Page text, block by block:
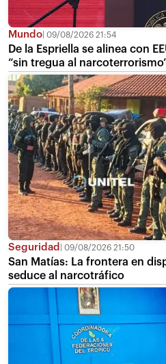
Mundo 09/08/2026 21:54
De la Espriella se alinea con
“sin tregua al
Seguridad 09/08/2026 21:50
San Matías: La frontera en
seduce al narcotráfico